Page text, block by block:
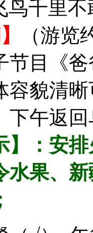
鸟千里
（游
节目《
容貌清
下午返
】：安
水果、